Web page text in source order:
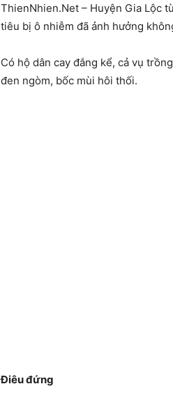
ThienNhien.Net – Huyện Gia Lộc
tiêu bị ô nhiễm đã ảnh hưởng
Có hộ dân cay đắng kể, cả vụ
đen ngòm, bốc mùi hôi thối.
Điêu đứng